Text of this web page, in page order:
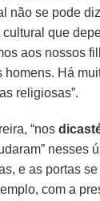
não se pode
que
aos nossos
homens. Há
religiosas”.
“nos
nesses
e as portas
com a